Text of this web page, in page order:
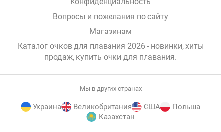
Вопросы и пожелания по сайту
Магазинам
Каталог очков для плавания 2026 - новинки, хиты
продаж, купить очки для плавания.
Мы в других странах
Украина Великобритания США
Польша
Казахстан